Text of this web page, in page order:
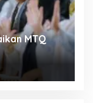
MTQ